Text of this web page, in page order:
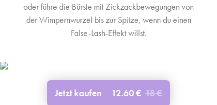
oder führe die Bürste mit Zickzackbewegungen von
der Wimpernwurzel bis zur Spitze, wenn du einen
False-Lash-Effekt willst.
Jetzt kaufen 12.60 € 18 €